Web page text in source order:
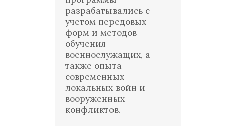
разрабатывались с
учетом передовых
форм и методов
обучения
военнослужащих, а
также опыта
современных
локальных войн и
вооруженных
конфликтов.